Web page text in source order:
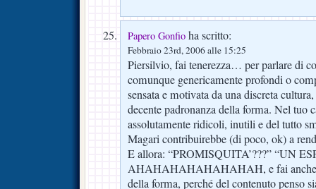
Papero Gonfio ha scritto:
Febbraio 23rd, 2006 alle 15:25
Piersilvio, fai tenerezza… per parlare di
comunque genericamente profondi o
sensata e motivata da una discreta
decente padronanza della forma. Nel tuo
assolutamente ridicoli, inutili e del tutto
Magari contribuirebbe (di poco, ok) a
E allora: “PROMISQUITA’???” “UN
AHAHAHAHAHAHAHAH, e fai
della forma, perché del contenuto penso